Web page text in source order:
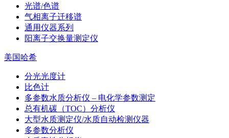
光谱/色谱
气相离子迁移谱
通用仪器系列
阳离子交换量测定仪
美国哈希
分光光度计
比色计
多参数水质分析仪 – 电化学参数测定
总有机碳（TOC）分析仪
大型水质测定仪/水质自动检测仪器
多参数分析仪